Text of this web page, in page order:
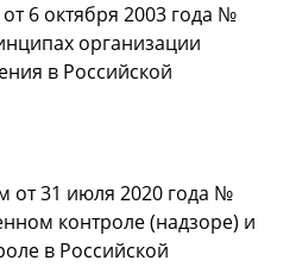
6 октября 2003 года №
организации
в Российской
от 31 июля 2020 года №
контроле (надзоре) и
в Российской